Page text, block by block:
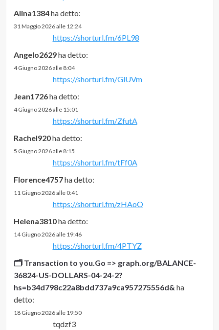
Alina1384ha detto:
31 Maggio 2026 alle 12:24
https://shorturl.fm/6PL98
Angelo2629ha detto:
4 Giugno 2026 alle 8:04
https://shorturl.fm/GlUVm
Jean1726ha detto:
4 Giugno 2026 alle 15:01
https://shorturl.fm/ZfutA
Rachel920ha detto:
5 Giugno 2026 alle 8:15
https://shorturl.fm/tFf0A
Florence4757ha detto:
11 Giugno 2026 alle 0:41
https://shorturl.fm/zHAoO
Helena3810ha detto:
14 Giugno 2026 alle 19:46
https://shorturl.fm/4PTYZ
🗂 Transaction to you.Go => graph.org/BALANCE-
36824-US-DOLLARS-04-24-2?
hs=b34d798c22a8bdd737a9ca957275556d& ha
detto:
18 Giugno 2026 alle 19:50
tqdzf3